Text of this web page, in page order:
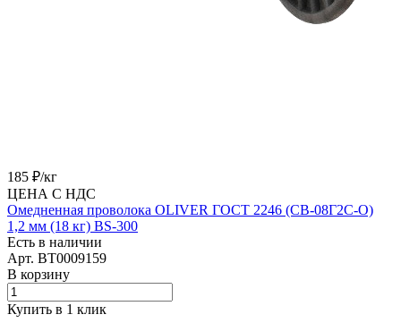
185 ₽/кг
ЦЕНА С НДС
Омедненная проволока OLIVER ГОСТ 2246 (СВ-08Г2С-О)
1,2 мм (18 кг) BS-300
Есть в наличии
Арт. BT0009159
В корзину
Купить в 1 клик